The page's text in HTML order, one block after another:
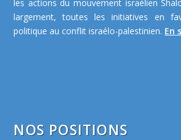
les actions du mouvement israélien
largement, toutes les initiatives en
politique au conflit israélo-palestinien. En
NOS POSITIONS